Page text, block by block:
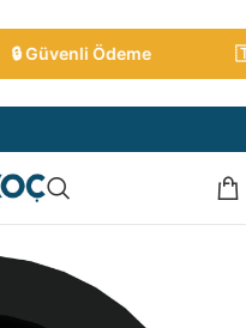
🔒 Güvenli Ödeme